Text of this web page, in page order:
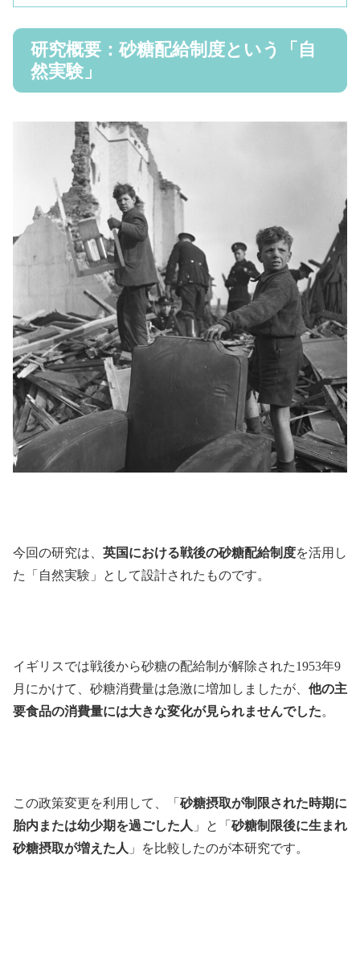
研究概要：砂糖配給制度という「自
然実験」
今回の研究は、 英国における戦後の砂糖配給制度を活用し
た「自然実験」として設計されたものです。
イギリスでは戦後から砂糖の配給制が解除された1953年9
月にかけて、砂糖消費量は急激に増加しましたが、 他の主
要食品の消費量には大きな変化が見られませんでした。
この政策変更を利用して、「 砂糖摂取が制限された時期に
胎内または幼少期を過ごした人 」と「 砂糖制限後に生まれ
砂糖摂取が増えた人 」を比較したのが本研究です。